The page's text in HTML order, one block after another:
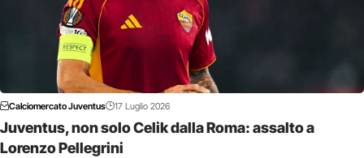
Calciomercato Juventus 17 Luglio 2026
Juventus, non solo Celik dalla Roma: assalto a
Lorenzo Pellegrini